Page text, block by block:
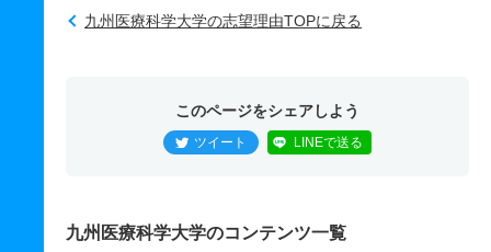
九州医療科学大学の志望理由TOPに戻る
このページをシェアしよう
ツイート LINEで送る
九州医療科学大学のコンテンツ一覧